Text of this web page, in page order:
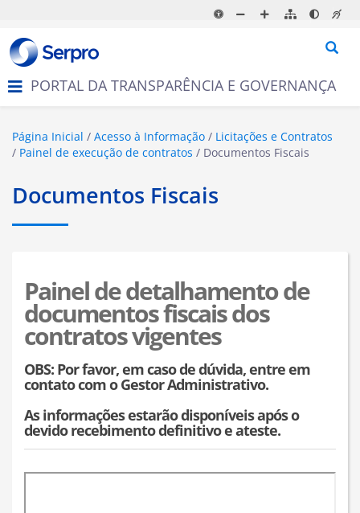
PORTAL DA TRANSPARÊNCIA E GOVERNANÇA
Página Inicial Acesso à Informação
Licitações e Contratos
Painel de execução de contratos
Documentos Fiscais
Documentos Fiscais
Painel de detalhamento de
documentos fiscais dos
contratos vigentes
OBS: Por favor, em caso de dúvida, entre em
contato com o Gestor Administrativo.
As informações estarão disponíveis após o
devido recebimento definitivo e ateste.